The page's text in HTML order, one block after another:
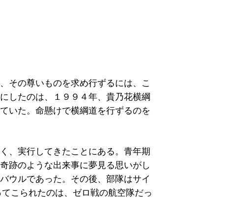
その尊いものを求め行ずるには、こ
したのは、１９９４年、貴乃花横綱
いた。命懸けで横綱道を行ずるのを
、実行してきたことにある。青年期
跡のような出来事に夢見る思いがし
ウルであった。その後、部隊はサイ
こられたのは、ゼロ戦の航空隊だっ